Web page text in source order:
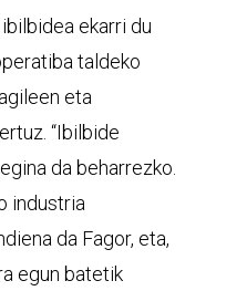
ekarri du
taldeko
eta
“Ibilbide
da beharrezko.
industria
da Fagor, eta,
egun batetik